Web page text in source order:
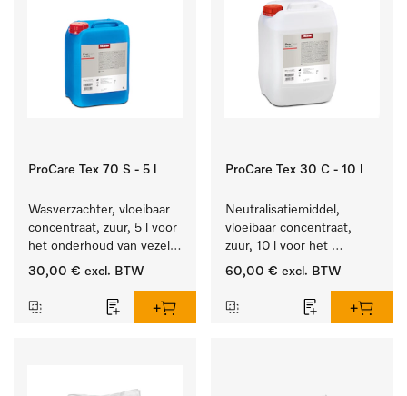
ProCare Tex 70 S - 5 l
Wasverzachter, vloeibaar
concentraat, zuur, 5 l voor
het onderhoud van vezels
zodat het textiel lang
30,00 € excl. BTW
ProCare Tex 30 C - 10 l
Neutralisatiemiddel,
vloeibaar concentraat,
zuur, 10 l voor het
optimaal beschermen van
betrouwbare neutralisatie.
60,00 € excl. BTW